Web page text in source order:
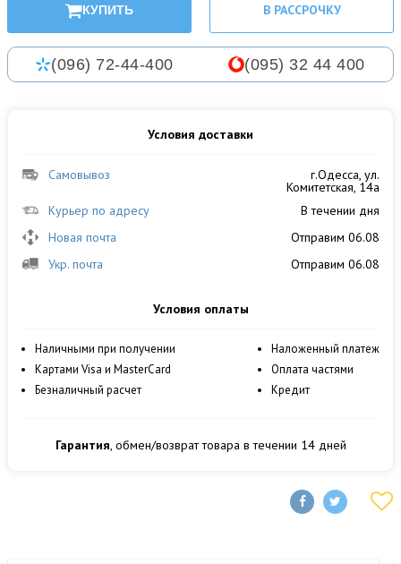
КУПИТЬ В РАССРОЧКУ
(096) 72-44-400 (095) 32 44 400
Условия доставки
Самовывоз г.Одесса, ул.
Комитетская, 14а
Курьер по адресу
В течении дня
Новая почта
Отправим 06.08
Укр. почта
Отправим 06.08
Условия оплаты
Наличными при получении
Картами Visa и MasterCard
Безналичный расчет
Наложенный платеж
Оплата частями
Кредит
Гарантия, обмен/возврат товара в течении 14 дней